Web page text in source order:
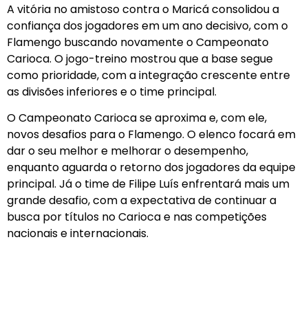
A vitória no amistoso contra o Maricá consolidou a
confiança dos jogadores em um ano decisivo, com o
Flamengo buscando novamente o Campeonato
Carioca. O jogo-treino mostrou que a base segue
como prioridade, com a integração crescente entre
as divisões inferiores e o time principal.
O Campeonato Carioca se aproxima e, com ele,
novos desafios para o Flamengo. O elenco focará em
dar o seu melhor e melhorar o desempenho,
enquanto aguarda o retorno dos jogadores da equipe
principal. Já o time de Filipe Luís enfrentará mais um
grande desafio, com a expectativa de continuar a
busca por títulos no Carioca e nas competições
nacionais e internacionais.